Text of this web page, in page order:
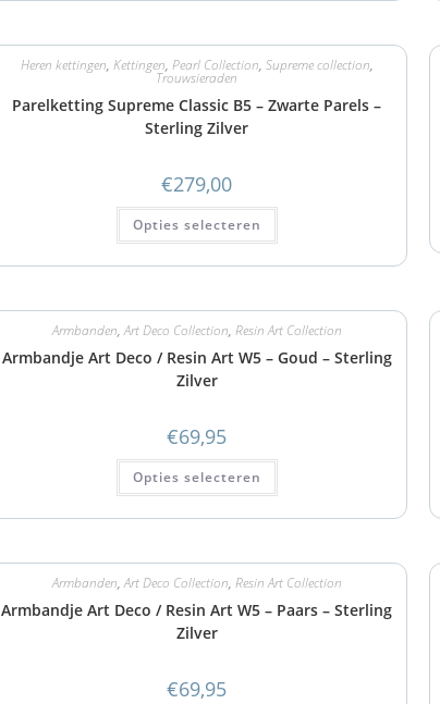
Heren kettingen, Kettingen, Pearl Collection, Supreme collection,
Trouwsieraden
Parelketting Supreme Classic B5 – Zwarte Parels –
Sterling Zilver
€279,00
Opties selecteren
Armbanden,Art Deco Collection, Resin Art Collection
Armbandje Art Deco / Resin Art W5 – Goud – Sterling
Zilver
€69,95
Opties selecteren
Armbanden,Art Deco Collection, Resin Art Collection
Armbandje Art Deco / Resin Art W5 – Paars – Sterling
Zilver
€69,95